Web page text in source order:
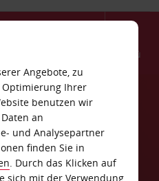
Menü
St. John’s
Angebote, zu
Optimierung Ihrer
benutzen wir
an
und Analysepartner
finden Sie in
. Durch das Klicken auf
sich mit der Verwendung